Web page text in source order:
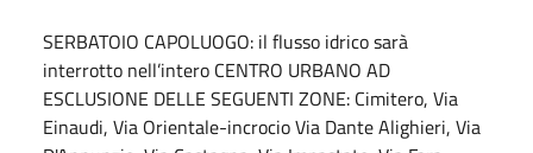
SERBATOIO CAPOLUOGO: il flusso idrico sarà
interrotto nell’intero CENTRO URBANO AD
ESCLUSIONE DELLE SEGUENTI ZONE: Cimitero, Via
Einaudi, Via Orientale-incrocio Via Dante Alighieri, Via